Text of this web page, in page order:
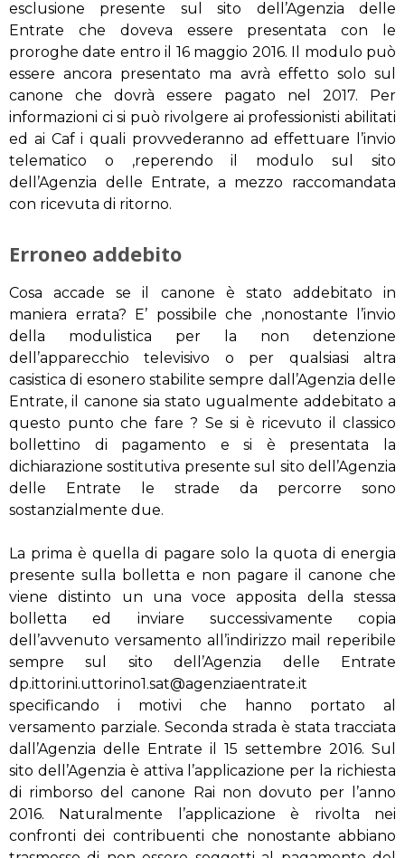
esclusione presente sul sito dell’Agenzia delle
Entrate che doveva essere presentata con le
proroghe date entro il 16 maggio 2016. Il modulo può
essere ancora presentato ma avrà effetto solo sul
canone che dovrà essere pagato nel 2017. Per
informazioni ci si può rivolgere ai professionisti abilitati
ed ai Caf i quali provvederanno ad effettuare l’invio
telematico o ,reperendo il modulo sul sito
dell’Agenzia delle Entrate, a mezzo raccomandata
con ricevuta di ritorno.
Erroneo addebito
Cosa accade se il canone è stato addebitato in
maniera errata? E’ possibile che ,nonostante l’invio
della modulistica per la non detenzione
dell’apparecchio televisivo o per qualsiasi altra
casistica di esonero stabilite sempre dall’Agenzia delle
Entrate, il canone sia stato ugualmente addebitato a
questo punto che fare ? Se si è ricevuto il classico
bollettino di pagamento e si è presentata la
dichiarazione sostitutiva presente sul sito dell’Agenzia
delle Entrate le strade da percorre sono
sostanzialmente due.
La prima è quella di pagare solo la quota di energia
presente sulla bolletta e non pagare il canone che
viene distinto un una voce apposita della stessa
bolletta ed inviare successivamente copia
dell’avvenuto versamento all’indirizzo mail reperibile
sempre sul sito dell’Agenzia delle Entrate
dp.ittorini.uttorino1.sat@agenziaentrate.it
specificando i motivi che hanno portato al
versamento parziale. Seconda strada è stata tracciata
dall’Agenzia delle Entrate il 15 settembre 2016. Sul
sito dell’Agenzia è attiva l’applicazione per la richiesta
di rimborso del canone Rai non dovuto per l’anno
2016. Naturalmente l’applicazione è rivolta nei
confronti dei contribuenti che nonostante abbiano